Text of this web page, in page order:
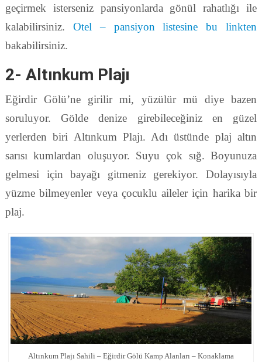
geçirmek isterseniz pansiyonlarda gönül rahatlığı ile
kalabilirsiniz. Otel – pansiyon listesine bu linkten
bakabilirsiniz.
2- Altınkum Plajı
Eğirdir Gölü’ne girilir mi, yüzülür mü diye bazen
soruluyor. Gölde denize girebileceğiniz en güzel
yerlerden biri Altınkum Plajı. Adı üstünde plaj altın
sarısı kumlardan oluşuyor. Suyu çok sığ. Boyunuza
gelmesi için bayağı gitmeniz gerekiyor. Dolayısıyla
yüzme bilmeyenler veya çocuklu aileler için harika bir
plaj.
Altınkum Plajı Sahili – Eğirdir Gölü Kamp Alanları – Konaklama